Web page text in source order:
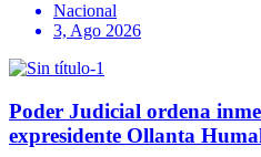
Nacional
3, Ago 2026
Poder Judicial ordena
expresidente Ollanta